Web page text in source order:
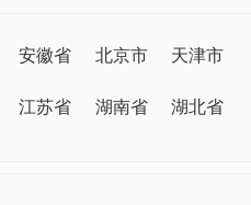
安徽省 北京市 天津市
江苏省 湖南省 湖北省